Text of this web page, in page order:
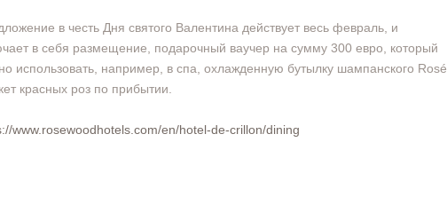
в честь Дня святого Валентина действует весь февраль, и
в себя размещение, подарочный ваучер на сумму 300 евро, который
использовать, например, в спа, охлажденную бутылку шампанского Rosé
красных роз по прибытии.
www.rosewoodhotels.com/en/hotel-de-crillon/dining